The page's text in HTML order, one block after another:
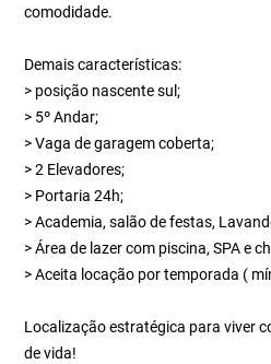
comodidade.
Demais características:
> posição nascente sul;
> 5º Andar;
> Vaga de garagem coberta;
> 2 Elevadores;
> Portaria 24h;
> Academia, salão de festas,
> Área de lazer com piscina, SPA e
> Aceita locação por temporada (
Localização estratégica para viver
de vida!